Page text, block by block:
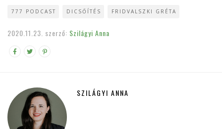
777 PODCAST DICSŐÍTÉS FRIDVALSZKI GRÉTA
2020.11.23. szerző: Szilágyi Anna
SZILÁGYI ANNA